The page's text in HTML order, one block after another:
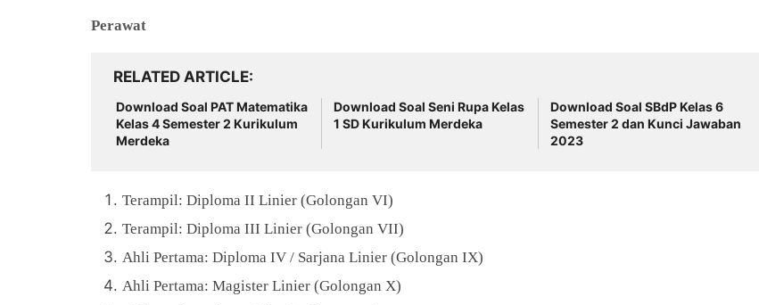
Perawat
RELATED ARTICLE
Download Soal PAT Matematika
Kelas 4 Semester 2 Kurikulum
Merdeka
Download Soal Seni Rupa Kelas
1 SD Kurikulum Merdeka
Download Soal SBdP Kelas 6
Semester 2 dan Kunci Jawaban
2023
Terampil: Diploma II Linier (Golongan VI)
Terampil: Diploma III Linier (Golongan VII)
Ahli Pertama: Diploma IV / Sarjana Linier (Golongan IX)
Ahli Pertama: Magister Linier (Golongan X)